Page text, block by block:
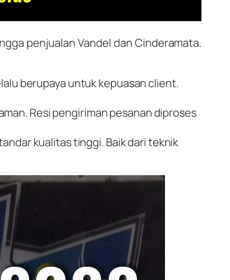
penjualan Vandel dan Cinderamata.
berupaya untuk kepuasan client.
Resi pengiriman pesanan diproses
kualitas tinggi. Baik dari teknik